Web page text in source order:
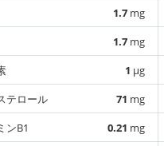
1.7 mg
1.7 mg
1 µg
テロール
71 mg
ンB1
0.21 mg